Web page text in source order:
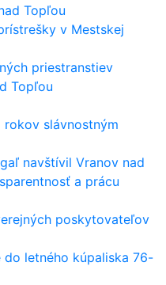
Topľou
v Mestskej
priestranstiev
Topľou
rokov slávnostným
navštívil Vranov nad
a prácu
poskytovateľov
do letného kúpaliska 76-